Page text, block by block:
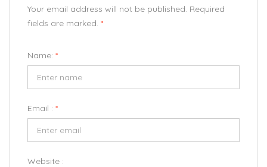
Your email address will not be published. Required
fields are marked. *
Name: *
Email : *
Website :